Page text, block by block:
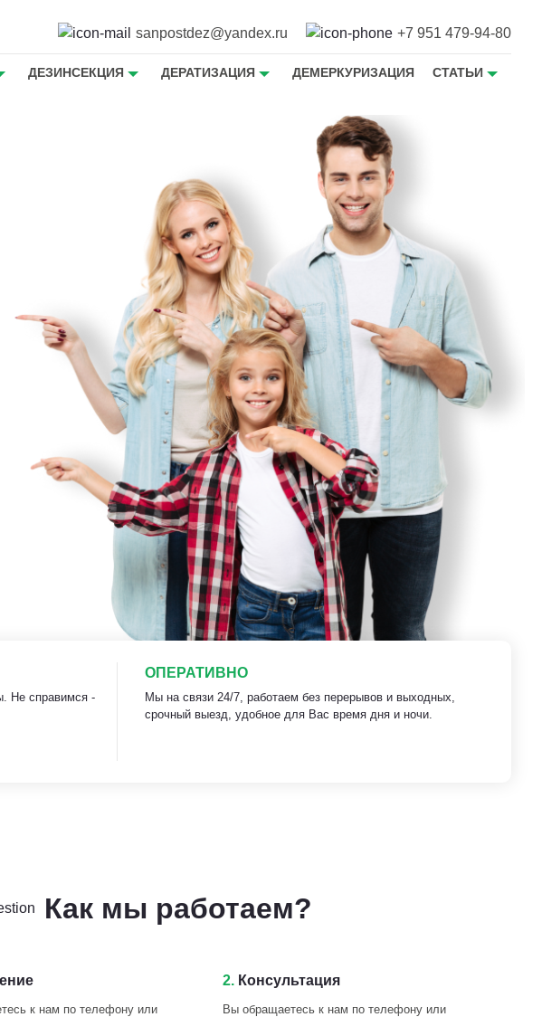
sanpostdez@yandex.ru +7 951 479-94-80
ДЕЗИНСЕКЦИЯ ДЕРАТИЗАЦИЯ ДЕМЕРКУРИЗАЦИЯ СТАТЬИ
Не справимся -
ОПЕРАТИВНО
Мы на связи 24/7, работаем без перерывов и выходных,
срочный выезд, удобное для Вас время дня и ночи.
Как мы работаем?
к нам по телефону или
2. Консультация
Вы обращаетесь к нам по телефону или